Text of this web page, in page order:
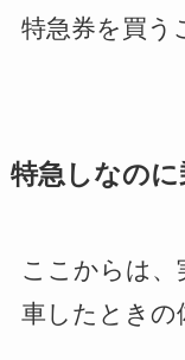
特急券を買う
特急しなの
ここからは
車したときの